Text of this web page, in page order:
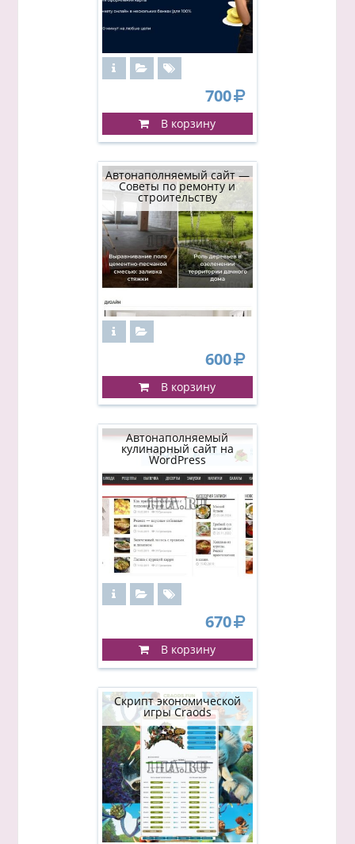
700
В корзину
Автонаполняемый сайт —
Советы по ремонту и
строительству
600
В корзину
Автонаполняемый
кулинарный сайт на
WordPress
670
В корзину
Скрипт экономической
игры Craods